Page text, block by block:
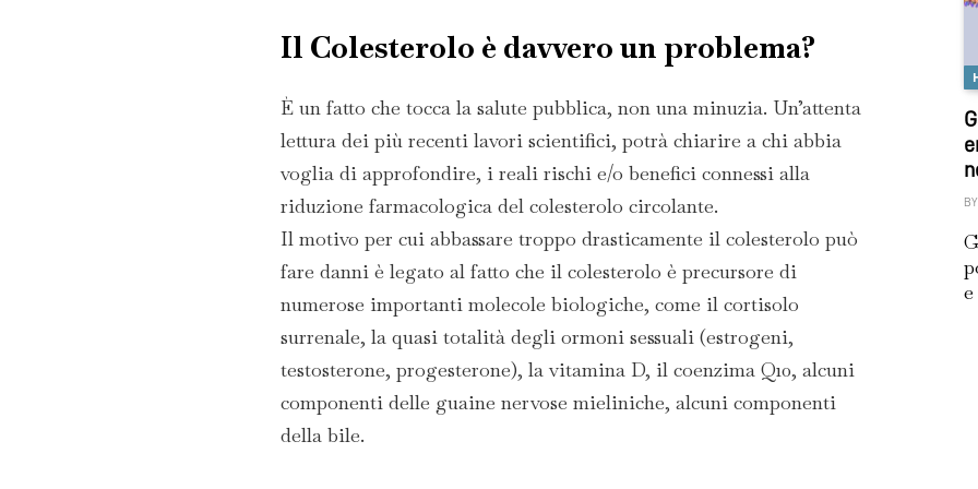
Il Colesterolo è davvero un problema?
È un fatto che tocca la salute pubblica, non una minuzia. Un’attenta
lettura dei più recenti lavori scientifici, potrà chiarire a chi abbia
voglia di approfondire, i reali rischi e/o benefici connessi alla
riduzione farmacologica del colesterolo circolante.
Il motivo per cui abbassare troppo drasticamente il colesterolo può
fare danni è legato al fatto che il colesterolo è precursore di
numerose importanti molecole biologiche, come il cortisolo
surrenale, la quasi totalità degli ormoni sessuali (estrogeni,
testosterone, progesterone), la vitamina D, il coenzima Q10, alcuni
componenti delle guaine nervose mieliniche, alcuni componenti
della bile.
BY